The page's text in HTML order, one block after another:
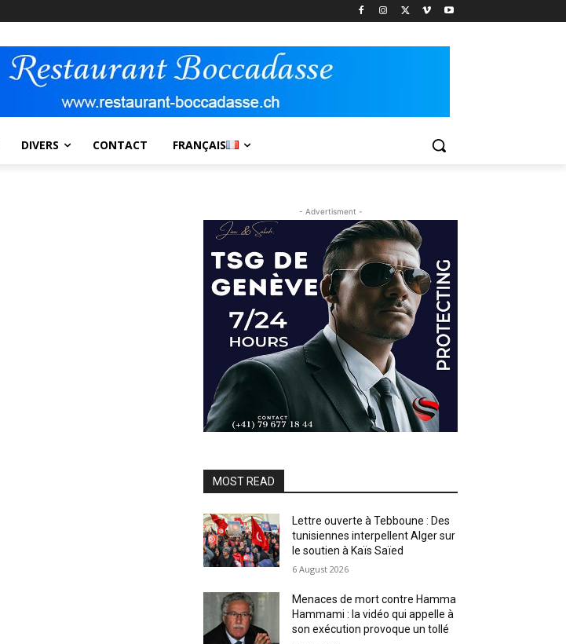
DIVERS CONTACT FRANÇAIS
- Advertisment -
MOST READ
Lettre ouverte à Tebboune : Des
tunisiennes interpellent Alger sur
le soutien à Kaïs Saïed
6 August 2026
Menaces de mort contre Hamma
Hammami : la vidéo qui appelle à
son exécution provoque un tollé